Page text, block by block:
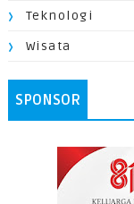
Teknologi
Wisata
SPONSOR